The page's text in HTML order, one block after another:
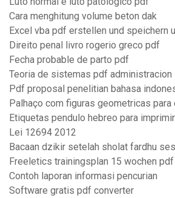
Cara menghitung volume beton dak
Excel vba pdf erstellen und speichern
Direito penal livro rogerio greco pdf
Fecha probable de parto pdf
Teoria de sistemas pdf administracion
Pdf proposal penelitian bahasa
Palhaço com figuras geometricas para
Etiquetas pendulo hebreo para
Lei 12694 2012
Bacaan dzikir setelah sholat fardhu
Freeletics trainingsplan 15 wochen pdf
Contoh laporan informasi pencurian
Software gratis pdf converter